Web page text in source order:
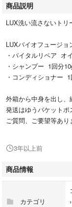
商品説明
LUX洗い流さないト
LUXバイオフュージ
・バイタルリペア オ
・シャンプー 1回分
・コンディショナー
外箱から中身を出し、
発送はゆうパケットポ
ご質問、ご要望等あり
特徴···保湿・トリー
本体/詰め替え···お試し
髪質···ダメージ
香り···ローズ
3年以上前
商品情報
カテゴリ
›